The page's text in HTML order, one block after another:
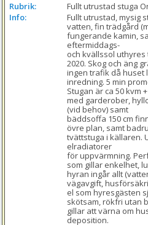
Rubrik:
Fullt utrustad stuga
Info:
Fullt utrustad, mysig
vatten, fin trädgård
fungerande kamin,
eftermiddags-
och kvällssol
2020. Skog och äng
ingen trafik då huset
inredning. 5 min
Stugan är ca 50 kvm
med garderober,
(vid behov) samt
bäddsoffa 150 cm
övre plan, samt
tvättstuga i källaren.
elradiatorer
för uppvärmning.
som gillar enkelhet,
hyran ingår allt
vägavgift,
el som hyresgästen
skötsam, rökfri utan
gillar att värna om